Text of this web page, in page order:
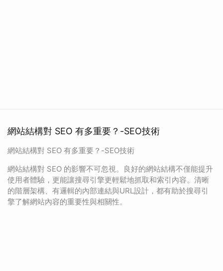
網站結構對 SEO 有多重要？-SEO技術
網站結構對 SEO 有多重要？-SEO技術
網站結構對 SEO 的影響不可忽視。良好的網站結構不僅能提升
使用者體驗，更能讓搜尋引擎更輕鬆地抓取和索引內容。清晰
的階層架構、有邏輯的內部連結與URL設計，都有助於搜尋引
擎了解網站內容的重要性與相關性。